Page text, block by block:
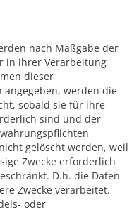
nach Maßgabe der
in ihrer Verarbeitung
dieser
werden die
sobald sie für ihre
sind und der
gelöscht werden, weil
Zwecke erforderlich
D.h. die Daten
Zwecke verarbeitet.
oder